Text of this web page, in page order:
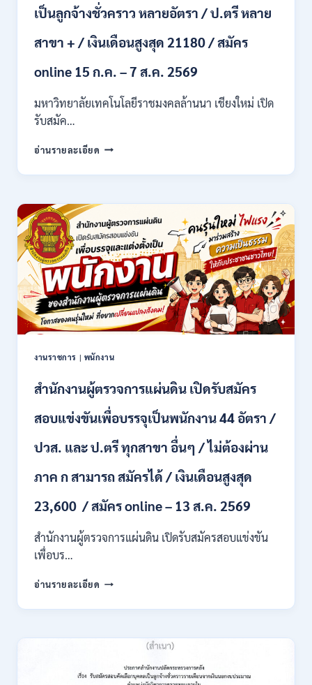
+
/
เงิน
เดือน
–
/
ผ่าน
ก
กพ.
สมัคร
ONLINE
17
–
28
สิงหาคม
2569
เป็นลูกจ้างชั่วคราว หลายอัตรา / ป.ตรี หลาย
สาขา + / เงินเดือนสูงสุด 21180 / สมัคร
online 15 ก.ค. – 7 ส.ค. 2569
มหาวิทยาลัยเทคโนโลยีราชมงคลล้านนา เชียงใหม่ เปิด
รับสมัค…
อ่านรายละเอียด มหาวิทยาลัย
ราช
ล้าน
เชียงใหม่
เปิด
รับ
สมัคร
คัด
เลือก
บุคคล
เพื่อ
เป็น
ชั่วคราว
หลาย
อัตรา
/
ป.ตรี
หลาย
+
เงิน
สูงสุด
15
2569
งานราชการ | พนักงาน
สำนักงานผู้ตรวจการแผ่นดิน เปิดรับสมัคร
สอบแข่งขันเพื่อบรรจุเป็นพนักงาน 44 อัตรา /
ปวส. และ ป.ตรี ทุกสาขา อื่นๆ / ไม่ต้องผ่าน
ภาค ก สามารถ สมัครได้ / เงินเดือนสูงสุด
23,600 / สมัคร online – 13 ส.ค. 2569
สำนักงานผู้ตรวจการแผ่นดิน เปิดรับสมัครสอบแข่งขัน
เพื่อบร…
อ่านรายละเอียด สำนักงาน
ตรวจ
แผ่น
รับ